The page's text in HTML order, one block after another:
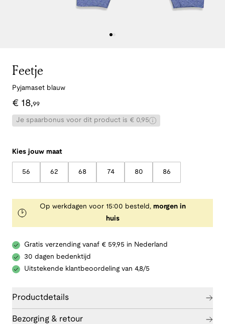
Feetje
Pyjamaset blauw
€ 18,99
Je spaarbonus voor dit product is € 0,95
Kies jouw maat
56 62 68 74 80 86
Op werkdagen voor 15:00 besteld, morgen in
huis
Gratis verzending vanaf € 59,95 in Nederland
30 dagen bedenktijd
Uitstekende klantbeoordeling van 4,8/5
Productdetails
Bezorging & retour